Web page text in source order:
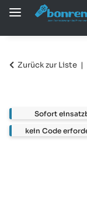
Zurück zur Liste